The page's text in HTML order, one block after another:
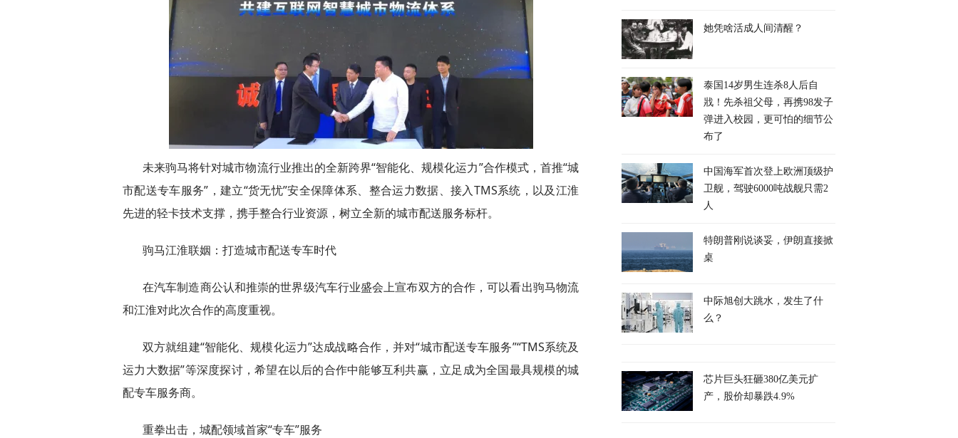
未来驹马将针对城市物流行业推出的全新跨界“智能化、规模化运力”合作模式，首推“城
市配送专车服务”，建立“货无忧”安全保障体系、整合运力数据、接入TMS系统，以及江淮
先进的轻卡技术支撑，携手整合行业资源，树立全新的城市配送服务标杆。
驹马江淮联姻：打造城市配送专车时代
在汽车制造商公认和推崇的世界级汽车行业盛会上宣布双方的合作，可以看出驹马物流
和江淮对此次合作的高度重视。
双方就组建“智能化、规模化运力”达成战略合作，并对“城市配送专车服务”“TMS系统及
运力大数据”等深度探讨，希望在以后的合作中能够互利共赢，立足成为全国最具规模的城
配专车服务商。
重拳出击，城配领域首家“专车”服务
她凭啥活成人间清醒？
泰国14岁男生连杀8人后自
戕！先杀祖父母，再携98发子
弹进入校园，更可怕的细节公
布了
中国海军首次登上欧洲顶级护
卫舰，驾驶6000吨战舰只需2
人
特朗普刚说谈妥，伊朗直接掀
桌
中际旭创大跳水，发生了什
么？
芯片巨头狂砸380亿美元扩
产，股价却暴跌4.9%